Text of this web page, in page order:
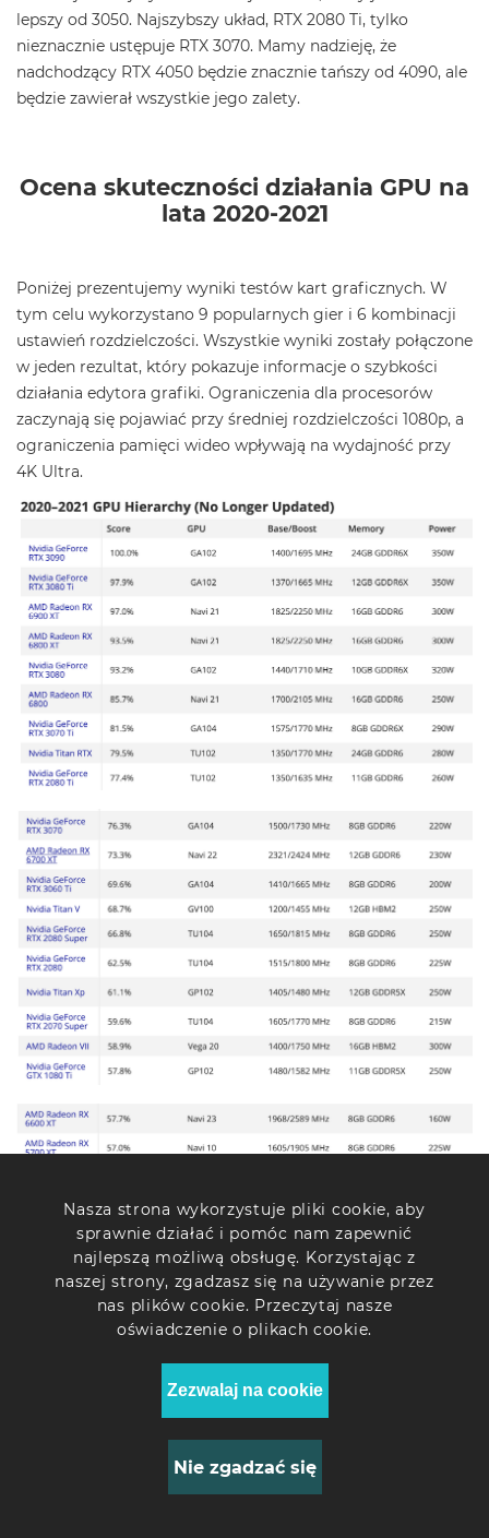
lepszy od 3050. Najszybszy układ, RTX 2080 Ti, tylko
nieznacznie ustępuje RTX 3070. Mamy nadzieję, że
nadchodzący RTX 4050 będzie znacznie tańszy od 4090, ale
będzie zawierał wszystkie jego zalety.
Ocena skuteczności działania GPU na
lata 2020-2021
Poniżej prezentujemy wyniki testów kart graficznych. W
tym celu wykorzystano 9 popularnych gier i 6 kombinacji
ustawień rozdzielczości. Wszystkie wyniki zostały połączone
w jeden rezultat, który pokazuje informacje o szybkości
działania edytora grafiki. Ograniczenia dla procesorów
zaczynają się pojawiać przy średniej rozdzielczości 1080p, a
ograniczenia pamięci wideo wpływają na wydajność przy
4K Ultra.
Nasza strona wykorzystuje pliki cookie, aby
sprawnie działać i pomóc nam zapewnić
najlepszą możliwą obsługę. Korzystając z
naszej strony, zgadzasz się na używanie przez
nas plików cookie. Przeczytaj nasze
oświadczenie o plikach cookie.
Zezwalaj na cookie
Nie zgadzać się